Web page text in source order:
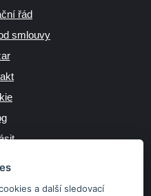
a další sledovací
řád
smlouvy